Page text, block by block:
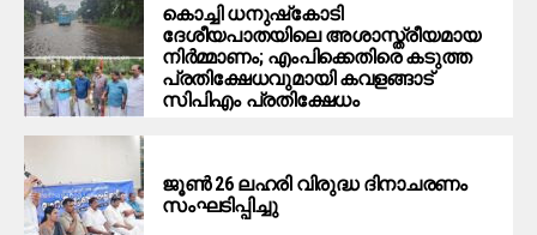
കൊച്ചി ധനുഷ്‌കോടി
ദേശീയപാതയിലെ അശാസ്ത്രീയമായ
നിര്‍മ്മാണം; എംപിക്കെതിരെ കടുത്ത
പ്രതിക്ഷേധവുമായി കവളങ്ങാട്
സിപിഎം പ്രതിക്ഷേധം
ജൂൺ 26 ലഹരി വിരുദ്ധ ദിനാചരണം
സംഘടിപ്പിച്ചു